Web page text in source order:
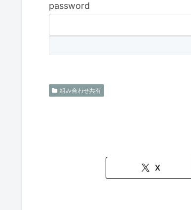
password
組み合わせ共有
X